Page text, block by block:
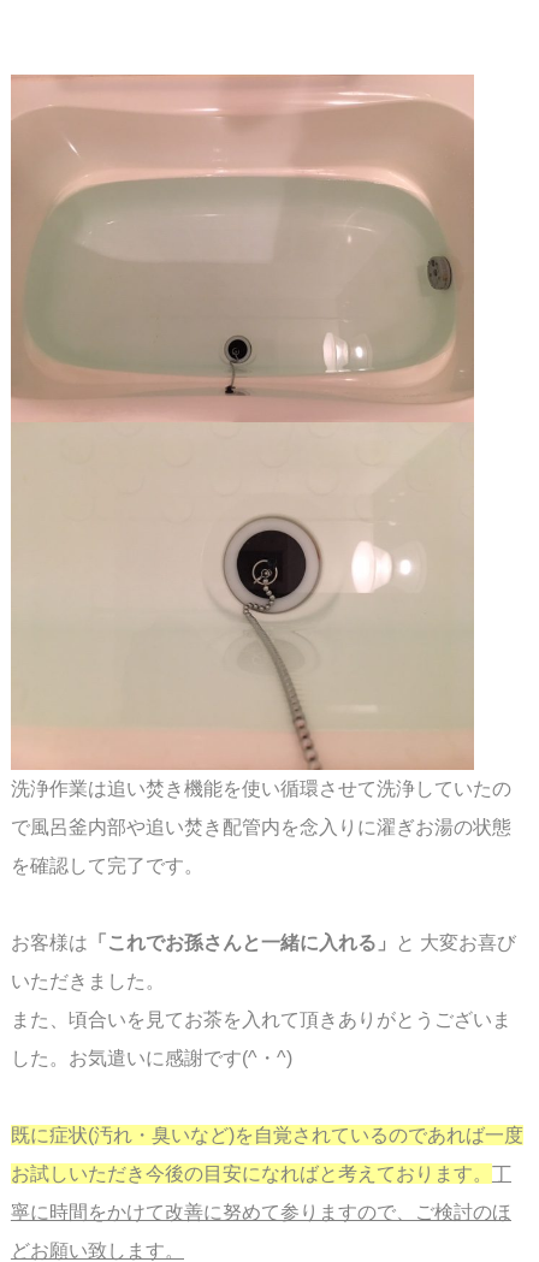
洗浄作業は追い焚き機能を使い循環させて洗浄していたの
で風呂釜内部や追い焚き配管内を念入りに濯ぎお湯の状態
を確認して完了です。
お客様は 「これでお孫さんと一緒に入れる」
と 大変お喜び
いただきました。
また、頃合いを見てお茶を入れて頂きありがとうございま
した。お気遣いに感謝です(^・^)
既に症状(汚れ・臭いなど)を自覚されているのであれば一度
お試しいただき今後の目安になればと考えております。 丁
寧に時間をかけて改善に努めて参りますので、ご検討のほ
どお願い致します。